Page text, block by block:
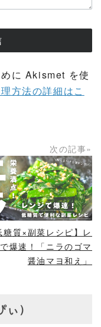
に Akismet を使
方法の詳細はこ
次の記事»
READ MORE
糖質×副菜レシピ】レ
爆速！「ニラのゴマ
醤油マヨ和え」
）